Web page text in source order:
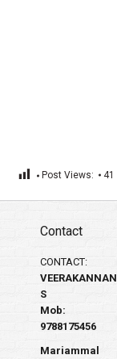
Post Views: 41
Contact
CONTACT:
VEERAKANNAN
S
Mob:
9788175456
Mariammal